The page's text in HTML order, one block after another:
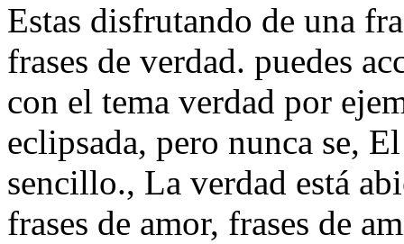
Estas disfrutando de una
frases de verdad. puedes
con el tema verdad por
eclipsada, pero nunca se,
sencillo., La verdad está
frases de amor, frases de